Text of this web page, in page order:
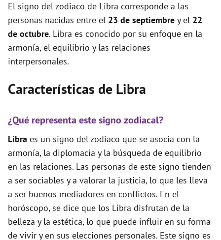
El signo del zodiaco de Libra corresponde a las
personas nacidas entre el 23 de septiembre y el 22
de octubre. Libra es conocido por su enfoque en la
armonía, el equilibrio y las relaciones
interpersonales.
Características de Libra
¿Qué representa este signo zodiacal?
Libra es un signo del zodiaco que se asocia con la
armonía, la diplomacia y la búsqueda de equilibrio
en las relaciones. Las personas de este signo tienden
a ser sociables y a valorar la justicia, lo que les lleva
a ser buenos mediadores en conflictos. En el
horóscopo, se dice que los Libra disfrutan de la
belleza y la estética, lo que puede influir en su forma
de vivir y en sus elecciones personales. Este signo es